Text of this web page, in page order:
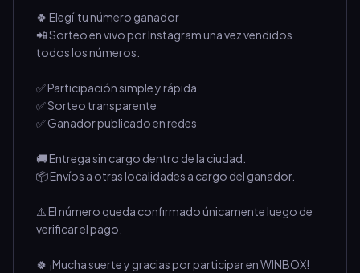
🍀 Elegí  tu número ganador
📲 Sorteo en vivo por Instagram una vez vendidos
todos los números.
✅ Participación simple y rápida
✅ Sorteo transparente
✅ Ganador publicado en redes
🚚 Entrega sin cargo dentro de la ciudad.
📦 Envíos a otras localidades a cargo del ganador.
⚠️ El número queda confirmado únicamente luego de
verificar el pago.
🍀 ¡Mucha suerte y gracias por participar en WINBOX!